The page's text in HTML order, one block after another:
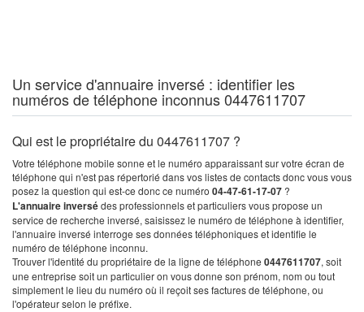
Un service d'annuaire inversé : identifier les
numéros de téléphone inconnus 0447611707
Qui est le propriétaire du 0447611707 ?
Votre téléphone mobile sonne et le numéro apparaissant sur votre écran de
téléphone qui n'est pas répertorié dans vos listes de contacts donc vous vous
posez la question qui est-ce donc ce numéro 04-47-61-17-07 ?
L'annuaire inversédes professionnels et particuliers vous propose un
service de recherche inversé, saisissez le numéro de téléphone à identifier,
l'annuaire inversé interroge ses données téléphoniques et identifie le
numéro de téléphone inconnu.
Trouver l'identité du propriétaire de la ligne de téléphone 0447611707, soit
une entreprise soit un particulier on vous donne son prénom, nom ou tout
simplement le lieu du numéro où il reçoit ses factures de téléphone, ou
l'opérateur selon le préfixe.